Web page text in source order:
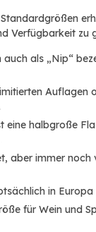
Verfügbarkeit
auch als „Nip“
Auflagen
eine halbgroße
aber immer noch
in
für Wein und